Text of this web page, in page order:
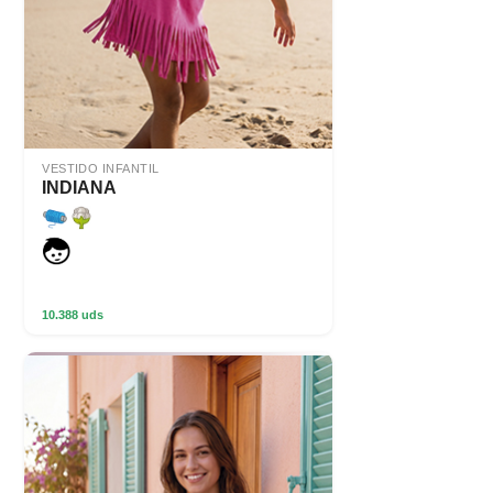
VESTIDO INFANTIL
INDIANA
10.388 uds